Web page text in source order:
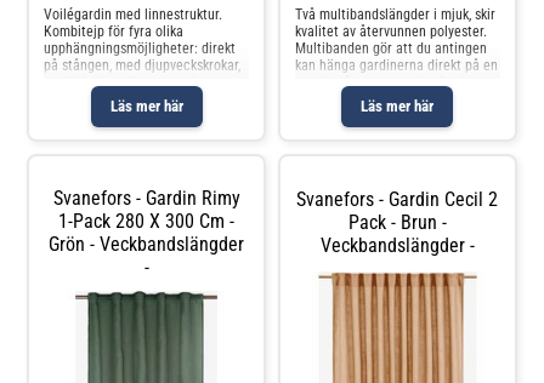
Läs mer här
Voilégardin med linnestruktur.
Kombitejp för fyra olika
upphängningsmöjligheter: direkt
på stången, med djupveckskrokar,
gardinkrokar eller en modern
vågformad stil. Gardinkrokar ingår
ej. En gardinlängd per
förpackning.
Läs mer här
Två multibandslängder i mjuk, skir
kvalitet av återvunnen polyester.
Multibanden gör att du antingen
kan hänga gardinerna direkt på en
gardinstång genom de gömda
hällorna eller använda ringar,
nålkrokar eller fingerkrokar.
Snören i rynkbandet gör att
Svanefors - Gardin Rimy
1-Pack 280 X 300 Cm -
Grön - Veckbandslängder
-
Svanefors - Gardin Cecil 2
Pack - Brun -
Veckbandslängder -